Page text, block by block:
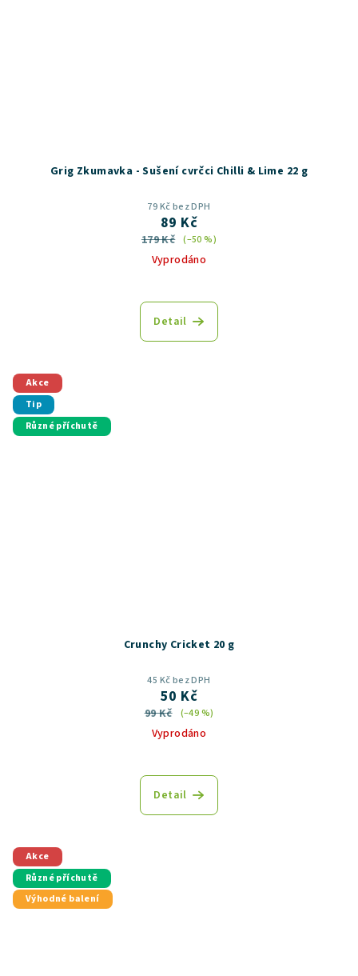
Grig Zkumavka - Sušení cvrčci Chilli & Lime 22 g
79 Kč bez DPH
89 Kč
179 Kč (–50 %)
Vyprodáno
Detail
Akce
Tip
Různé příchutě
Crunchy Cricket 20 g
45 Kč bez DPH
50 Kč
99 Kč (–49 %)
Vyprodáno
hodnocení
produktu
Detail
Akce
Různé příchutě
Výhodné balení